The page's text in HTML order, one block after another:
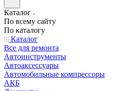
Каталог
По всему сайту
По каталогу
Каталог
Все для ремонта
Автоинструменты
Автоаксессуары
Автомобильные компрессоры
АКБ